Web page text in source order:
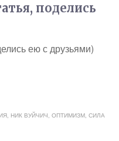
поделись
ею с друзьями)
, НИК ВУЙЧИЧ,ОПТИМИЗМ,СИЛА